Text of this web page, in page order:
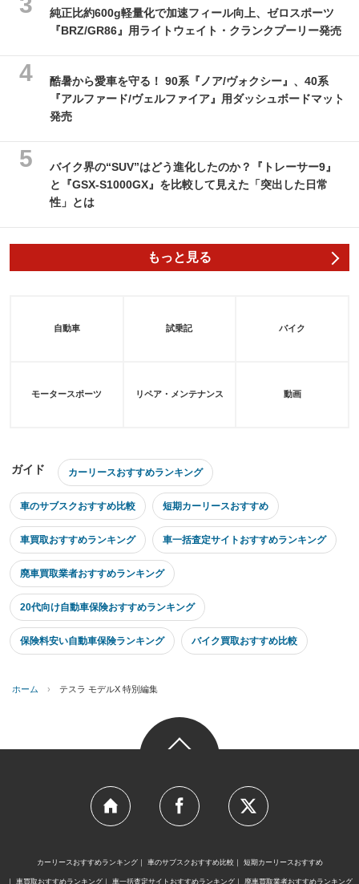
純正比約600g軽量化で加速フィール向上、ゼロスポーツ
『BRZ/GR86』用ライトウェイト・クランクプーリー発売
酷暑から愛車を守る！ 90系『ノア/ヴォクシー』、40系
『アルファード/ヴェルファイア』用ダッシュボードマット
発売
バイク界の“SUV”はどう進化したのか？『トレーサー9』
と『GSX-S1000GX』を比較して見えた「突出した日常
性」とは
もっと見る
自動車 試乗記 バイク
モータースポーツ リペア・メンテナンス 動画
ガイド カーリースおすすめランキング
車のサブスクおすすめ比較 短期カーリースおすすめ
車買取おすすめランキング 車一括査定サイトおすすめランキング
廃車買取業者おすすめランキング
20代向け自動車保険おすすめランキング
保険料安い自動車保険ランキング バイク買取おすすめ比較
ホーム › テスラ モデルX 特別編集
カーリースおすすめランキング 車のサブスクおすすめ比較 短期カーリースおすすめ
車買取おすすめランキング 車一括査定サイトおすすめランキング 廃車買取業者おすすめランキング